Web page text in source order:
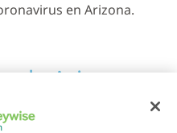
en Arizona.
de Arizona
de